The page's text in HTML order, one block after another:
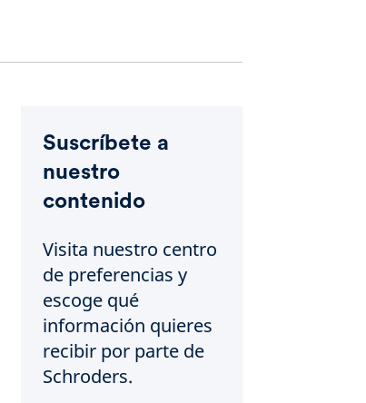
Suscríbete a
nuestro
contenido
Visita nuestro centro
de preferencias y
escoge qué
información quieres
recibir por parte de
Schroders.